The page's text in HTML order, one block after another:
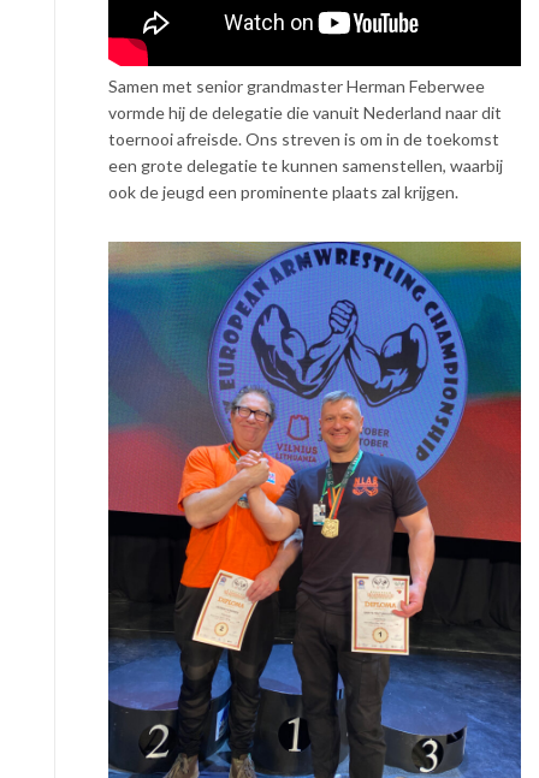
Samen met senior grandmaster Herman Feberwee
vormde hij de delegatie die vanuit Nederland naar dit
toernooi afreisde. Ons streven is om in de toekomst
een grote delegatie te kunnen samenstellen, waarbij
ook de jeugd een prominente plaats zal krijgen.